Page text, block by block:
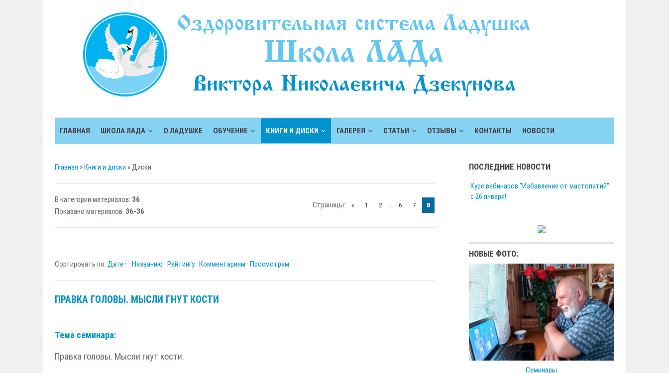
ГЛАВНАЯ ШКОЛА ЛАДА О ЛАДУШКЕ ОБУЧЕНИЕ КНИГИ И ДИСКИ ГАЛЕРЕЯ СТАТЬИ ОТЗЫВЫ КОНТАКТЫ НОВОСТИ
Главная »Книги и диски » Диски
В категории материалов: 36
Показано материалов: 36-36
Страницы: « 1 2 ... 6 7 8
Сортировать по:Дате ·Названию ·Рейтингу·Комментариям ·Просмотрам
ПРАВКА ГОЛОВЫ. МЫСЛИ ГНУТ КОСТИ
Тема семинара:
Правка головы. Мысли гнут кости.
ПОСЛЕДНИЕ НОВОСТИ
Курс вебинаров "Избавление от мастопатий"
с 26 января!
НОВЫЕ ФОТО:
Семинары